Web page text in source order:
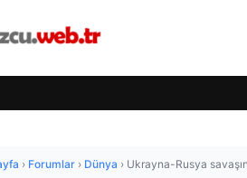
› Forumlar › Dünya › Ukrayna-Rusya